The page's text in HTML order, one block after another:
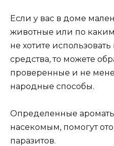
Если у вас в доме
животные или по
не хотите
средства, то можете
проверенные и не
народные способы.
Определенные
насекомым, помогут
паразитов.